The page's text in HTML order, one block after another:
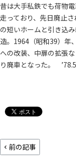
昔は大手私鉄でも荷物
走っており、先日廃止
の短いホームと引き込
造。1964（昭和39）年
への改装、中扉の拡張
り廃車となった。
前の記事